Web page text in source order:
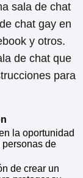
sala de chat
chat gay en
y otros.
de chat que
para
la oportunidad
de
de crear un